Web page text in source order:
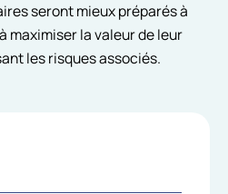
seront mieux préparés à
maximiser la valeur de leur
les risques associés.